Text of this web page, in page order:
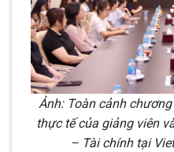
Ảnh: Toàn cảnh
thực tế của giảng viên
– Tài chính tại